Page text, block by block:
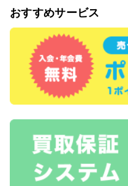
おすすめサービス